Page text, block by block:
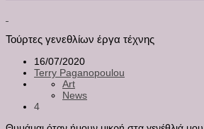
Τούρτες γενεθλίων έργα τέχνης
16/07/2020
Terry Paganopoulou
Art
News
4